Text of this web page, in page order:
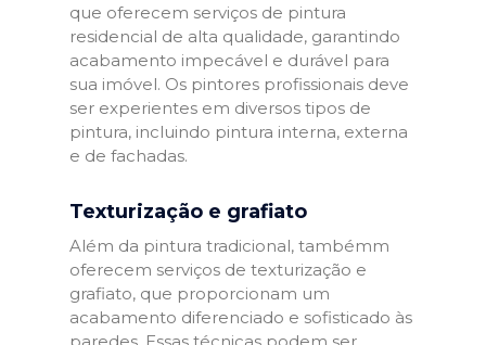
que oferecem serviços de pintura
residencial de alta qualidade, garantindo
acabamento impecável e durável para
sua imóvel. Os pintores profissionais deve
ser experientes em diversos tipos de
pintura, incluindo pintura interna, externa
e de fachadas.
Texturização e grafiato
Além da pintura tradicional, tambémm
oferecem serviços de texturização e
grafiato, que proporcionam um
acabamento diferenciado e sofisticado às
paredes. Essas técnicas podem ser